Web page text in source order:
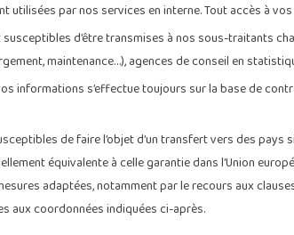
utilisées par nos services en interne. Tout accès à
d’être transmises à nos sous-traitants
maintenance…), agences de conseil en
informations s’effectue toujours sur la base de
de faire l’objet d’un transfert vers des pays
équivalente à celle garantie dans l’Union
adaptées, notamment par le recours aux
aux coordonnées indiquées ci-après.